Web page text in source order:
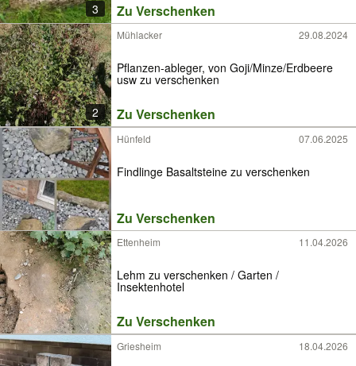
3 Zu Verschenken
2
Mühlacker 29.08.2024
Pflanzen-ableger, von Goji/Minze/Erdbeere
usw zu verschenken
Zu Verschenken
Hünfeld 07.06.2025
Findlinge Basaltsteine zu verschenken
Zu Verschenken
Ettenheim 11.04.2026
Lehm zu verschenken / Garten /
Insektenhotel
Zu Verschenken
Griesheim 18.04.2026